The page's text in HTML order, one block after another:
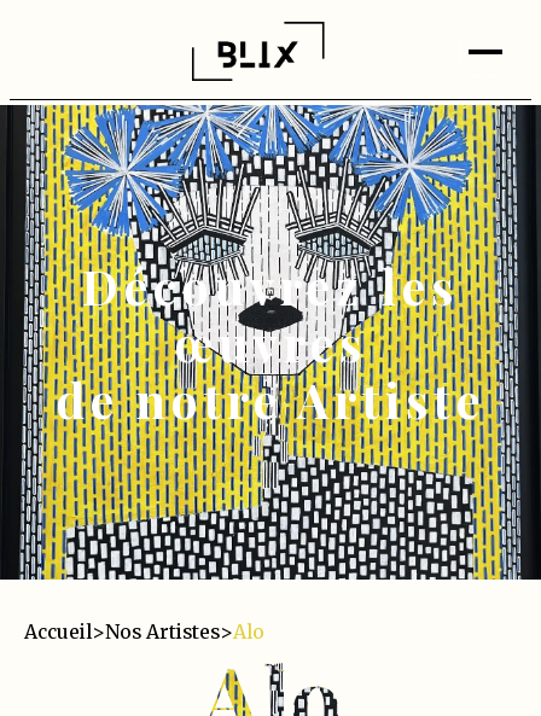
Découvrez les
œuvres
de notre Artiste
Accueil>Nos Artistes>Alo